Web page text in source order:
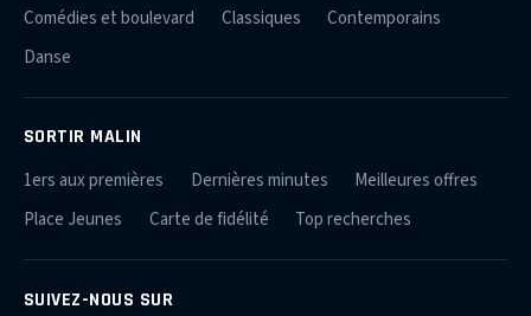
Comédies et boulevard
Classiques
Contemporains
Danse
SORTIR MALIN
1ers aux premières Dernières minutes
Meilleures offres
Place Jeunes
Carte de fidélité Top recherches
SUIVEZ-NOUS SUR